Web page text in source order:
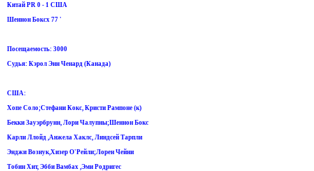
Китай PR 0 - 1 США
Шеннон Боксx 77 '
Посещаемость: 3000
Судья: Кэрол Энн Ченард (Канада)
США:
Хопе Соло;Стефани Кокс, Кристи Рампоне (к)
Бекки Зауэрбрунн, Лори Чалупны;Шеннон Бокс
Карли Ллойд ,Анжела Хаклс, Линдсей Тарпли
Энджи Вознук,Хизер О'Рейли;Лорен Чейни
Тобин Хит, Эбби Вамбах ,Эми Родригес